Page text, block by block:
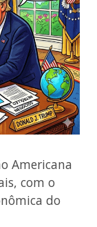
Americana
com o
do